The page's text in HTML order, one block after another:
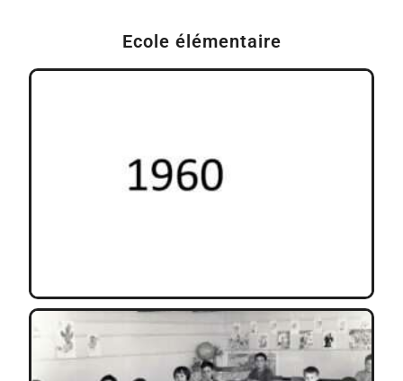
Ecole élémentaire